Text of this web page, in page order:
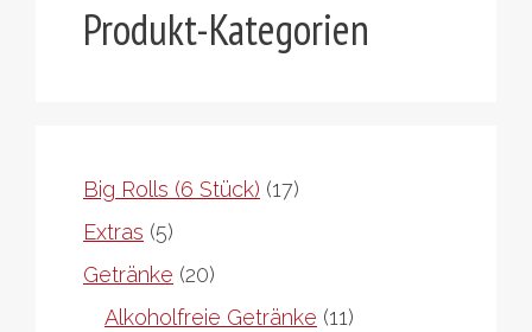
Produkt-Kategorien
Big Rolls (6 Stück) 1717
Extras 55
Produkte
Getränke 2020
Produkte
Alkoholfreie Getränke 1111